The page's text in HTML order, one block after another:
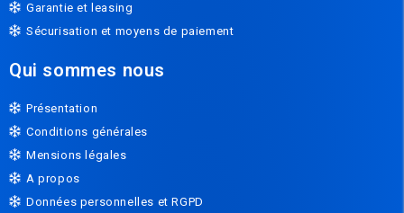
Garantie et leasing
Sécurisation et moyens de paiement
Qui sommes nous
Présentation
Conditions générales
Mensions légales
A propos
Données personnelles et RGPD